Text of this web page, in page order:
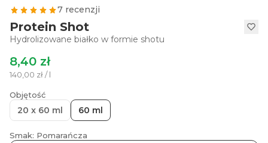
7 recenzji
Protein Shot
Hydrolizowane białko w formie shotu
8,40 zł
140,00 zł / l
Objętość
20 x 60 ml 60 ml
Smak: Pomarańcza